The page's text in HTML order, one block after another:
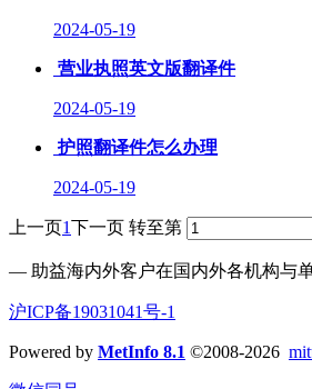
2024-05-19
营业执照英文版翻译件
2024-05-19
护照翻译件怎么办理
2024-05-19
上一页1下一页 转至第
— 助益海内外客户在国内外各机构与
沪ICP备19031041号-1
Powered by MetInfo 8.1 ©2008-2026